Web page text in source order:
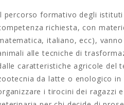
percorso formativo degli
richiesta, con
italiano, ecc),
alle tecniche di
caratteristiche agricole del
da latte o enologico
i tirocini dei ragazzi